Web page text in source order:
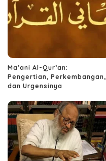
Ma’ani Al-Qur’an:
Pengertian, Perkembangan,
dan Urgensinya